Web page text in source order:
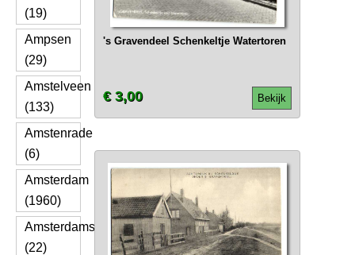
(19)
Ampsen
(29)
Amstelveen
(133)
Amstenrade
(6)
Amsterdam
(1960)
Amsterdamscheveld
(22)
's Gravendeel Schenkeltje Watertoren
Bekijk
€ 3,00